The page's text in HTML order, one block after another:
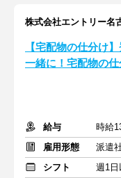
株式会社エントリー名
【宅配物の仕分け
一緒に！宅配物の
給与
時給
雇用形態
派遣
シフト
週1日